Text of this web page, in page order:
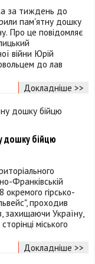
за тиждень до
пам'ятну дошку
Про це повідомляє
війни Юрій
до лав
Докладніше >>
дошку бійцю
Франківській
окремого гірсько-
проходив
захищаючи Україну,
міського
Докладніше >>